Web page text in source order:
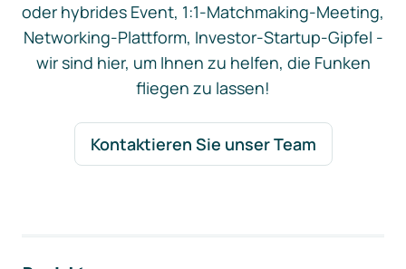
oder hybrides Event, 1:1-Matchmaking-Meeting,
Networking-Plattform, Investor-Startup-Gipfel -
wir sind hier, um Ihnen zu helfen, die Funken
fliegen zu lassen!
Kontaktieren Sie unser Team